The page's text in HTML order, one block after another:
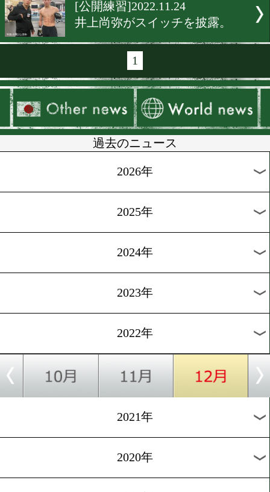
[世界戦大特集]2022.12.2
絶好調! 井上尚弥!
[プロテスト]2022.11.29
元Jリーガー・山口聖矢が
スト
[スパーリング]2022.11.27
中島玲とヒロキングがエキ
ションスパー
[練習動画]2022.11.27
ジョニゴンと対決する渡邉
[公開練習]2022.11.24
井上尚弥がスイッチを披露
1
過去のニュース
2026年